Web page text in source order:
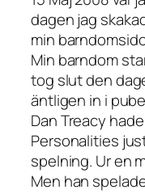
dagen jag
min
Min barndom
tog slut den
äntligen in i
Dan Treacy
Personalities
spelning. Ur en
Men han